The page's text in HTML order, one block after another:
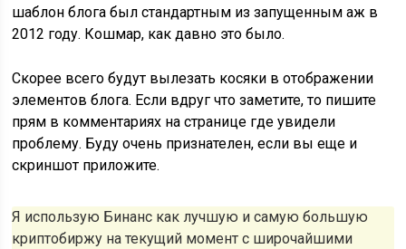
шаблон блога был стандартным из запущенным аж в
2012 году. Кошмар, как давно это было.
Скорее всего будут вылезать косяки в отображении
элементов блога. Если вдруг что заметите, то пишите
прям в комментариях на странице где увидели
проблему. Буду очень признателен, если вы еще и
скриншот приложите.
Я использую Бинанс как лучшую и самую большую
криптобиржу на текущий момент с широчайшими